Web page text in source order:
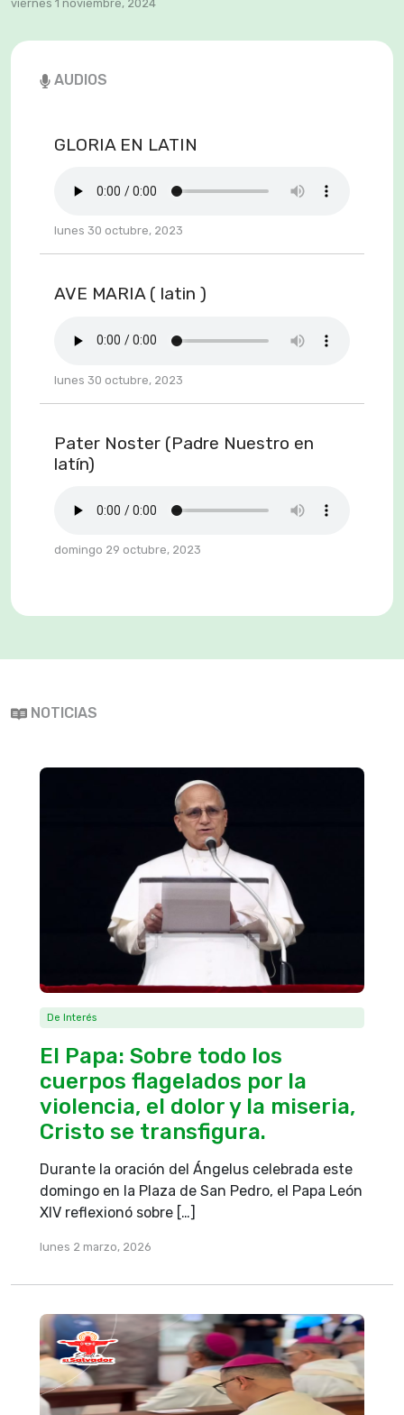
viernes 1 noviembre, 2024
AUDIOS
GLORIA EN LATIN
lunes 30 octubre, 2023
AVE MARIA ( latin )
lunes 30 octubre, 2023
Pater Noster (Padre Nuestro en
latín)
domingo 29 octubre, 2023
NOTICIAS
De Interés
El Papa: Sobre todo los
cuerpos flagelados por la
violencia, el dolor y la miseria,
Cristo se transfigura.
Durante la oración del Ángelus celebrada este
domingo en la Plaza de San Pedro, el Papa León
XIV reflexionó sobre […]
lunes 2 marzo, 2026